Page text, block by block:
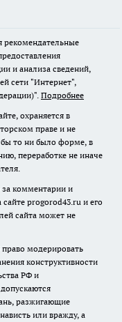
и анализа сведений,
сети "Интернет",
Подробнее
охраняется в
праве и не
то ни было форме, в
переработке не иначе
за комментарии и
progorod43.ru и его
сайта может не
модерировать
конструктивности
РФ и
разжигающие
или вражду, а